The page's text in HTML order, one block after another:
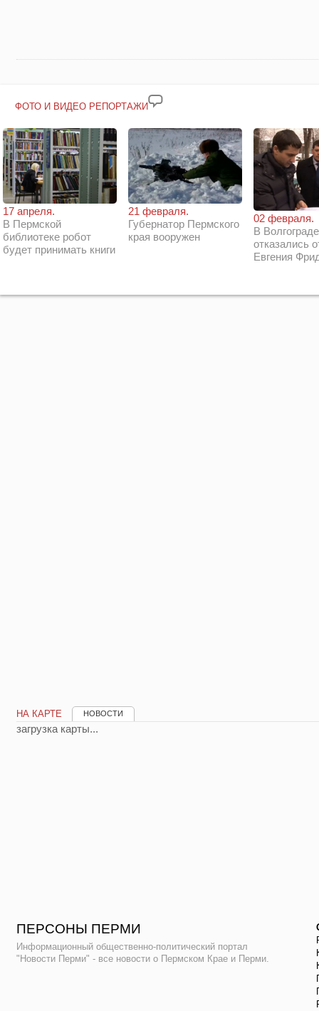
ФОТО И ВИДЕО РЕПОРТАЖИ
17 апреля.
В Пермской
библиотеке робот
будет принимать книги
21 февраля.
Губернатор Пермского
края вооружен
02 февраля.
В Волгограде
отказались
Евгения
НА КАРТЕ НОВОСТИ
загрузка карты...
ПЕРСОНЫ ПЕРМИ
Информационный общественно-политический портал
"Новости Перми" - все новости о Пермском Крае и Перми.